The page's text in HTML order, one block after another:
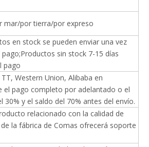
mar/por tierra/por expreso
en stock se pueden enviar una vez
sin stock 7-15 días
pago
Western Union, Alibaba en
el pago completo por adelantado o el
30% y el saldo del 70% antes del envío.
relacionado con la calidad de
la fábrica de Comas ofrecerá soporte